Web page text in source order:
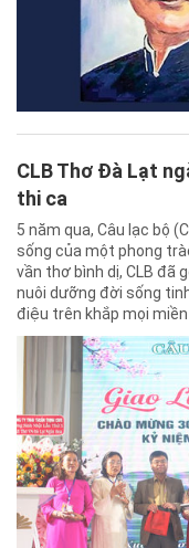
CLB Thơ Đà Lạt
thi ca
5 năm qua, Câu lạc bộ
sống của một phong
vần thơ bình dị, CLB đã
nuôi dưỡng đời sống
điệu trên khắp mọi